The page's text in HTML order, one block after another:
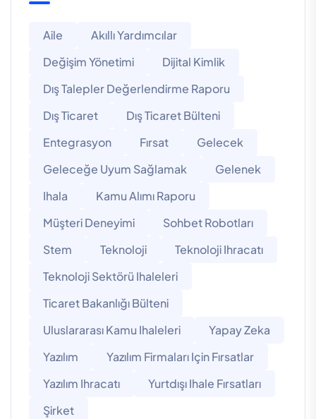
Aile
Akıllı Yardımcılar
Değişim Yönetimi
Dijital Kimlik
Dış Talepler Değerlendirme Raporu
Dış Ticaret
Dış Ticaret Bülteni
Entegrasyon
Fırsat
Gelecek
Geleceğe Uyum Sağlamak
Gelenek
Ihala
Kamu Alımı Raporu
Müşteri Deneyimi
Sohbet Robotları
Stem
Teknoloji
Teknoloji Ihracatı
Teknoloji Sektörü Ihaleleri
Ticaret Bakanlığı Bülteni
Uluslararası Kamu Ihaleleri
Yapay Zeka
Yazılım
Yazılım Firmaları Için Fırsatlar
Yazılım Ihracatı
Yurtdışı Ihale Fırsatları
Şirket